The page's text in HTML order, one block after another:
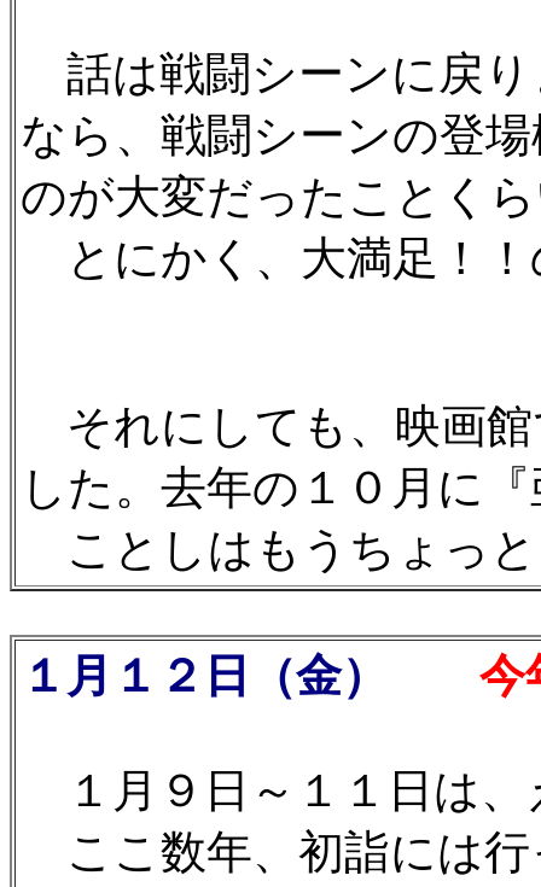
話は戦闘シーンに戻
なら、戦闘シーンの登
のが大変だったことく
とにかく、大満足！！
それにしても、映画
した。去年の１０月に
ことしはもうちょっ
１月１２日（金） 今年
１月９日～１１日は、
ここ数年、初詣には